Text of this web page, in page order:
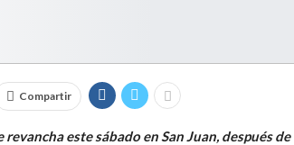
Compartir
este sábado en San Juan, después